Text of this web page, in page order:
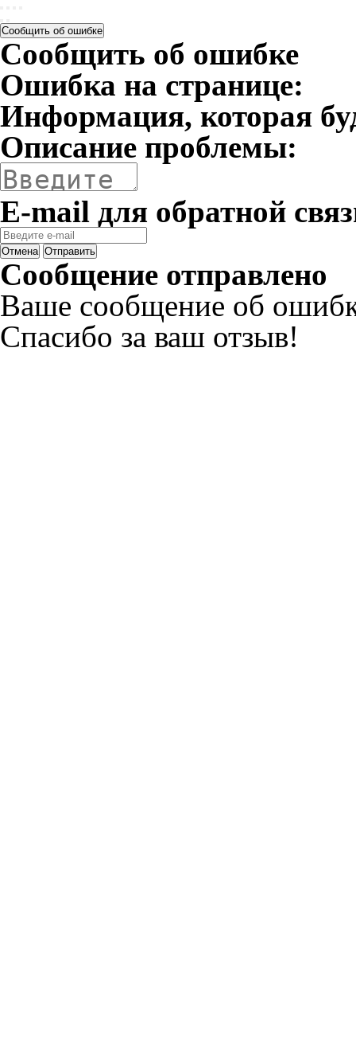
Сообщить об ошибке
Сообщить об ошибке
Ошибка на странице:
Информация, которая
Описание проблемы:
E-mail для обратной
Отмена Отправить
Сообщение отправлено
Ваше сообщение об
Спасибо за ваш отзыв!